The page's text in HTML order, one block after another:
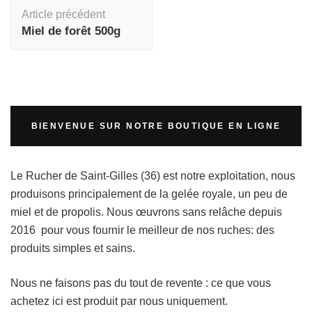
d'article
Article précédent
Miel de forêt 500g
BIENVENUE SUR NOTRE BOUTIQUE EN LIGNE
Le Rucher de Saint-Gilles (36) est notre exploitation, nous
produisons principalement de la gelée royale, un peu de
miel et de propolis. Nous œuvrons sans relâche depuis
2016 pour vous fournir le meilleur de nos ruches: des
produits simples et sains.
Nous ne faisons pas du tout de revente : ce que vous
achetez ici est produit par nous uniquement.